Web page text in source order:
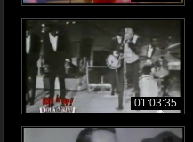
01:03:35